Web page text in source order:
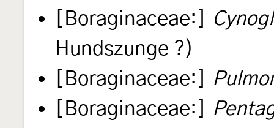
[Boraginaceae:]
Hundszunge ?)
[Boraginaceae:]
[Boraginaceae:]